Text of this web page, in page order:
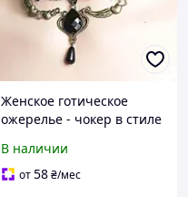
Женское готическое
ожерелье - чокер в стиле
воротником 33 см
[4D.2.4.51] Fashion Jewelry
В наличии
от58₴/мес